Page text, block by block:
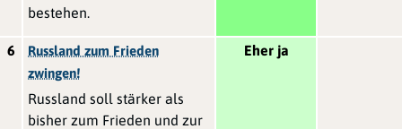
bestehen.
6
Russland zum Frieden
zwingen!
Russland soll stärker als
bisher zum Frieden und zur
Eher ja